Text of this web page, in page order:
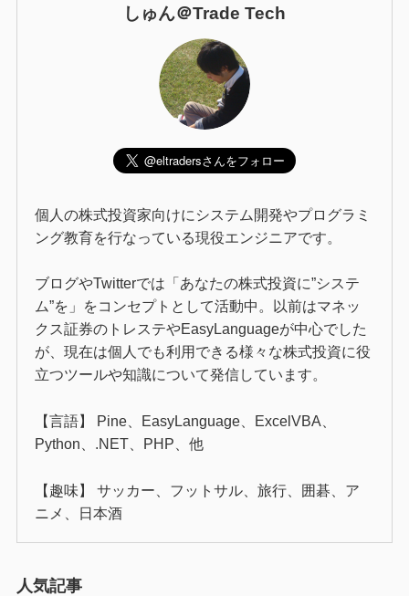
しゅん＠Trade Tech
個人の株式投資家向けにシステム開発やプログラミ
ング教育を行なっている現役エンジニアです。
ブログやTwitterでは「あなたの株式投資に”システ
ム”を」をコンセプトとして活動中。以前はマネッ
クス証券のトレステやEasyLanguageが中心でした
が、現在は個人でも利用できる様々な株式投資に役
立つツールや知識について発信しています。
【言語】 Pine、EasyLanguage、ExcelVBA、
Python、.NET、PHP、他
【趣味】 サッカー、フットサル、旅行、囲碁、ア
ニメ、日本酒
人気記事